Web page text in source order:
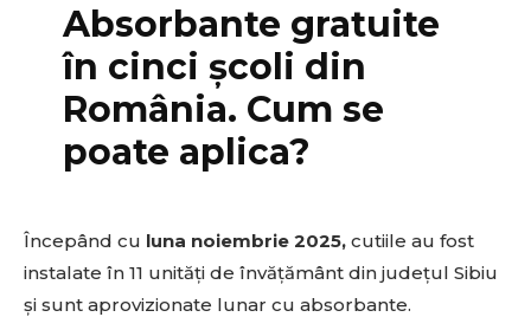
Absorbante gratuite
în cinci școli din
România. Cum se
poate aplica?
Începând cu luna noiembrie 2025, cutiile au fost
instalate în 11 unități de învățământ din județul Sibiu
și sunt aprovizionate lunar cu absorbante.